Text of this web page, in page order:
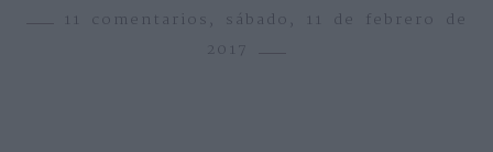
11 comentarios, sábado, 11 de febrero de
2017